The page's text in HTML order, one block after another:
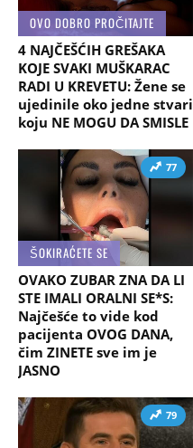
OVO DOBRO PROČITAJTE
4 NAJČEŠĆIH GREŠAKA
KOJE SVAKI MUŠKARAC
RADI U KREVETU: Žene se
ujedinile oko jedne stvari
koju NE MOGU DA SMISLE
77
ŠOKIRAĆETE SE
OVAKO ZUBAR ZNA DA LI
STE IMALI ORALNI SE*S:
Najčešće to vide kod
pacijenta OVOG DANA,
čim ZINETE sve im je
JASNO
79